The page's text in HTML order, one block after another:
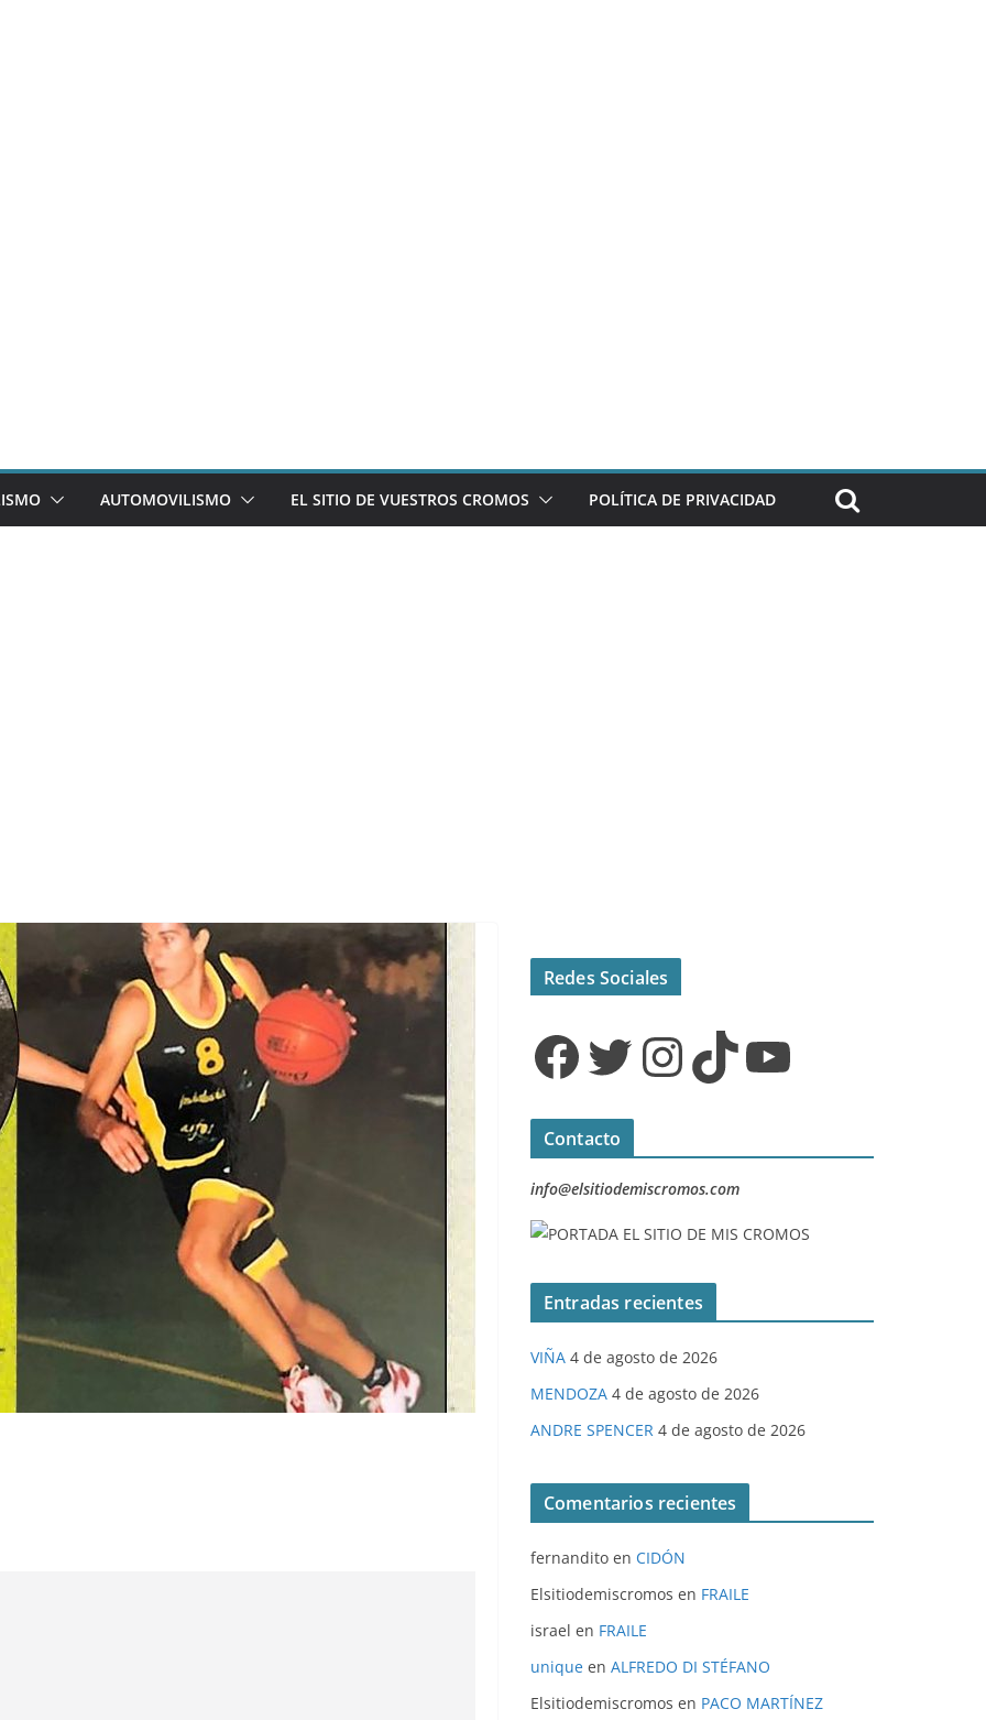
AUTOMOVILISMO EL SITIO DE VUESTROS CROMOS POLÍTICA DE PRIVACIDAD
Redes Sociales
Facebook Twitter InstagramTikTok YouTube
Contacto
info@elsitiodemiscromos.com
Entradas recientes
VIÑA 4 de agosto de 2026
MENDOZA 4 de agosto de 2026
ANDRE SPENCER 4 de agosto de 2026
Comentarios recientes
fernandito en CIDÓN
Elsitiodemiscromos en FRAILE
israel en FRAILE
unique en ALFREDO DI STÉFANO
Elsitiodemiscromos en PACO MARTÍNEZ